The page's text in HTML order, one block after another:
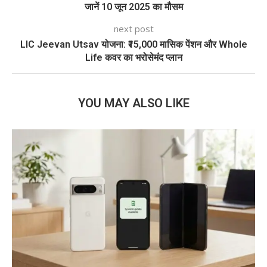
जानें 10 जून 2025 का मौसम
next post
LIC Jeevan Utsav योजना: ₹15,000 मासिक पेंशन और Whole
Life कवर का भरोसेमंद प्लान
YOU MAY ALSO LIKE